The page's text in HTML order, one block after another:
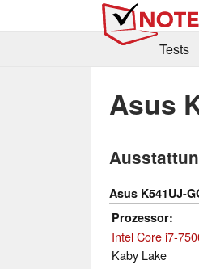
Tests
Asus
Asus K541UJ-
Prozessor
Intel Core i7-
Kaby Lake